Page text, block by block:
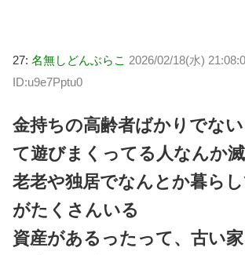
27: 名無しどんぶらこ 2026/02/18(水)
ID:u9e7Pptu0
金持ちの高齢者ばかりでない
て遊びまくってる人なんか
老老や独居でなんとか暮ら
がたくさんいる
資産があるったって、古い